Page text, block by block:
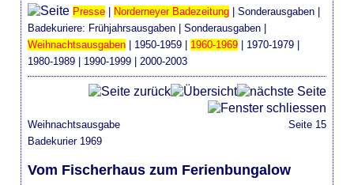
Presse | Norderneyer Badezeitung |Sonderausgaben |
Badekuriere: Frühjahrsausgaben |Sonderausgaben |
Weihnachtsausgaben | 1950-1959 | 1960-1969 | 1970-1979 |
1980-1989 | 1990-1999 | 2000-2003
Weihnachtsausgabe
Badekurier 1969
Seite 15
Vom Fischerhaus zum Ferienbungalow